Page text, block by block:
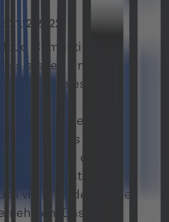
21.12.2022
Computing
stehen Unternehmen
die es zu
müssen
geschaffen
des
werden, um die
zu stärken. Zum
viele “Widerstände”
Das sind